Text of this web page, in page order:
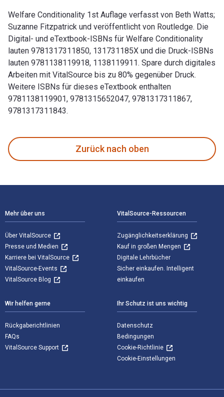
Welfare Conditionality 1st Auflage verfasst von Beth Watts;
Suzanne Fitzpatrick und veröffentlicht von Routledge. Die
Digital- und eTextbook-ISBNs für Welfare Conditionality
lauten 9781317311850, 131731185X und die Druck-ISBNs
lauten 9781138119918, 1138119911. Spare durch digitales
Arbeiten mit VitalSource bis zu 80% gegenüber Druck.
Weitere ISBNs für dieses eTextbook enthalten
9781138119901, 9781315652047, 9781317311867,
9781317311843.
Zurück nach oben
Mehr über uns
Über VitalSource
Presse und Medien
Karriere bei VitalSource
VitalSource-Events
VitalSource Blog
VitalSource-Ressourcen
Zugänglichkeitserklärung
Kauf in großen Mengen
Digitale Lehrbücher
Sicher einkaufen. Intelligent
einkaufen
Wir helfen gerne
Rückgaberichtlinien
FAQs
VitalSource Support
Ihr Schutz ist uns wichtig
Datenschutz
Bedingungen
Cookie-Richtlinie
Cookie-Einstellungen